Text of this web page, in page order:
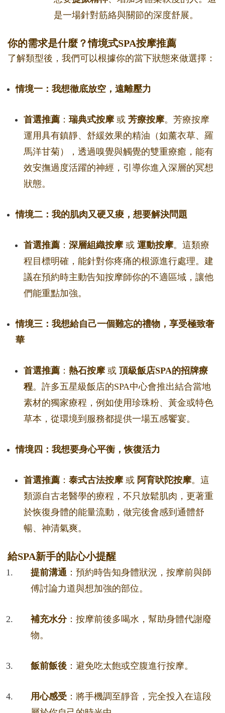
是一場針對筋絡與關節的深度舒展。
你的需求是什麼？情境式SPA按摩推薦
了解類型後，我們可以根據你的當下狀態來做選擇：
情境一：我想徹底放空，遠離壓力
首選推薦 ： 瑞典式按摩或 芳療按摩。芳療按摩
運用具有鎮靜、舒緩效果的精油（如薰衣草、羅
馬洋甘菊），透過嗅覺與觸覺的雙重療癒，能有
效安撫過度活躍的神經，引導你進入深層的冥想
狀態。
情境二：我的肌肉又硬又痠，想要解決問題
首選推薦 ： 深層組織按摩或 運動按摩。這類療
程目標明確，能針對你疼痛的根源進行處理。建
議在預約時主動告知按摩師你的不適區域，讓他
們能重點加強。
情境三：我想給自己一個難忘的禮物，享受極致奢
華
首選推薦 ： 熱石按摩或 頂級飯店SPA的招牌療
程。許多五星級飯店的SPA中心會推出結合當地
素材的獨家療程，例如使用珍珠粉、黃金或特色
草本，從環境到服務都提供一場五感饗宴。
情境四：我想要身心平衡，恢復活力
首選推薦 ： 泰式古法按摩或 阿育吠陀按摩。這
類源自古老醫學的療程，不只放鬆肌肉，更著重
於恢復身體的能量流動，做完後會感到通體舒
暢、神清氣爽。
給SPA新手的貼心小提醒
提前溝通 ：預約時告知身體狀況，按摩前與師
傅討論力道與想加強的部位。
補充水分：按摩前後多喝水，幫助身體代謝廢
物。
飯前飯後 ：避免吃太飽或空腹進行按摩。
用心感受 ：將手機調至靜音，完全投入在這段